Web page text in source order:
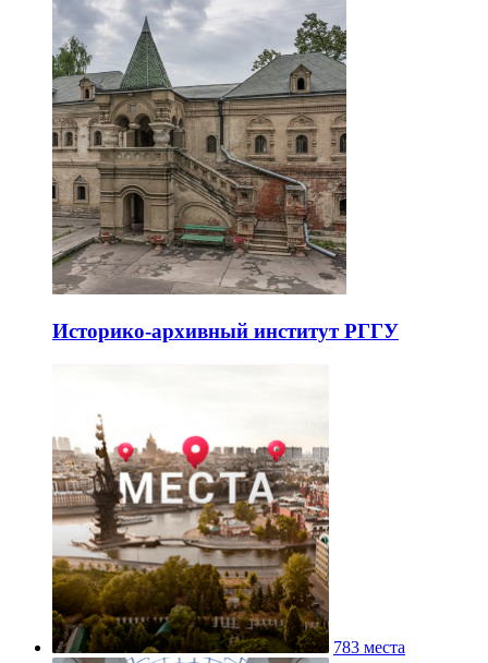
Историко-архивный институт РГГУ
783 места